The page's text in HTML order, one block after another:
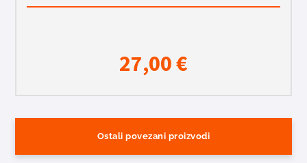
27,00€
Ostali povezani proizvodi